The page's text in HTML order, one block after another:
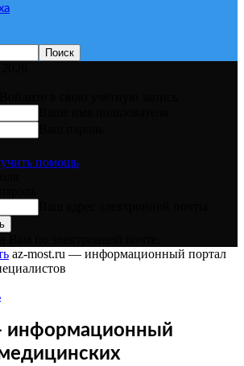
помощь
az-most.ru — информационный портал
информационный